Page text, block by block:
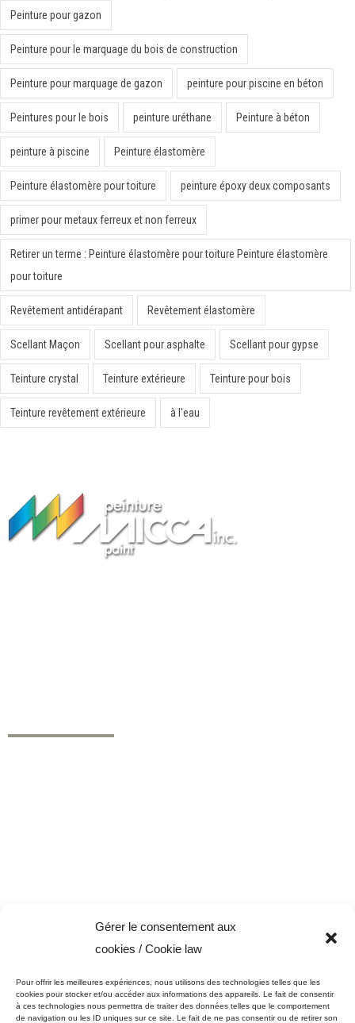
Gérer le consentement aux
cookies / Cookie law
Pour offrir les meilleures expériences, nous utilisons des technologies telles que les
cookies pour stocker et/ou accéder aux informations des appareils. Le fait de consentir
à ces technologies nous permettra de traiter des données telles que le comportement
de navigation ou les ID uniques sur ce site. Le fait de ne pas consentir ou de retirer son
Peinture pour gazon
Peinture pour le marquage du bois de construction
Peinture pour marquage de gazon peinture pour piscine en béton
Peintures pour le bois peinture uréthane Peinture à béton
peinture à piscine Peinture élastomère
Peinture élastomère pour toiture peinture époxy deux composants
primer pour metaux ferreux et non ferreux
Retirer un terme : Peinture élastomère pour toiture Peinture élastomère
pour toiture
Revêtement antidérapant Revêtement élastomère
Scellant Maçon Scellant pour asphalte Scellant pour gypse
Teinture crystal Teinture extérieure Teinture pour bois
Teinture revêtement extérieure à l'eau
Peintures et apprêts d’extérieur
Vernis, teintures et scellants pour bois